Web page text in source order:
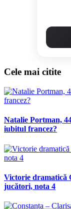
Cele mai citite
Natalie Portman,
iubitul francez?
Victorie dramatică
jucători, nota 4